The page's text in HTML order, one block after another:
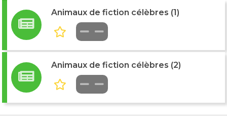
Animaux de fiction célèbres (1)
Animaux de fiction célèbres (2)